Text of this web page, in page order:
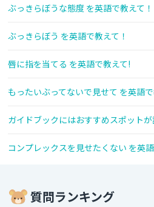
ぶっきらぼうな態度 を英語で教えて！
ぶっきらぼう を英語で教えて！
唇に指を当てる を英語で教えて!
もったいぶってないで見せて を英語
ガイドブックにはおすすめスポット
コンプレックスを見せたくない を英
質問ランキング